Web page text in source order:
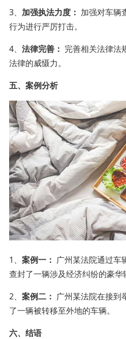
3、 加强执法力度： 加强对车辆
行为进行严厉打击。
4、 法律完善： 完善相关法律法
法律的威慑力。
五、案例分析
1、 案例一： 广州某法院通过车
查封了一辆涉及经济纠纷的豪华
2、 案例二： 广州某法院在接到
了一辆被转移至外地的车辆。
六、结语